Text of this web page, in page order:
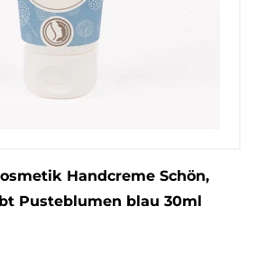
Handcreme Schön,
Pusteblumen blau 30ml